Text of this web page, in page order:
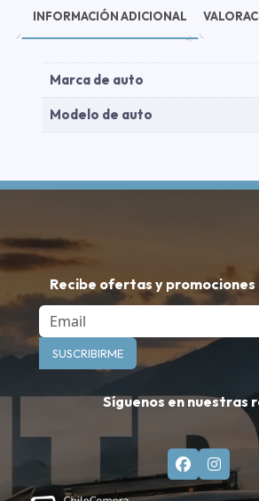
INFORMACIÓN ADICIONAL
Marca de auto
Modelo de auto
Recibe ofertas y promociones
Email
SUSCRIBIRME
Síguenos en nuestras